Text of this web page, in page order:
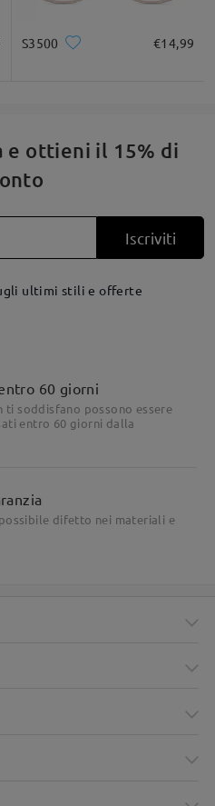
S3500 €14,99
e ottieni il 15% di
Iscriviti
ultimi stili e offerte
60 giorni
ti soddisfano possono essere
entro 60 giorni dalla
difetto nei materiali e